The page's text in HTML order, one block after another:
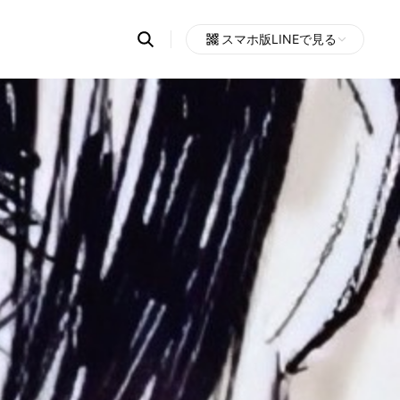
Search
OpenChats
messages
search
area
スマホ版LINEで見る